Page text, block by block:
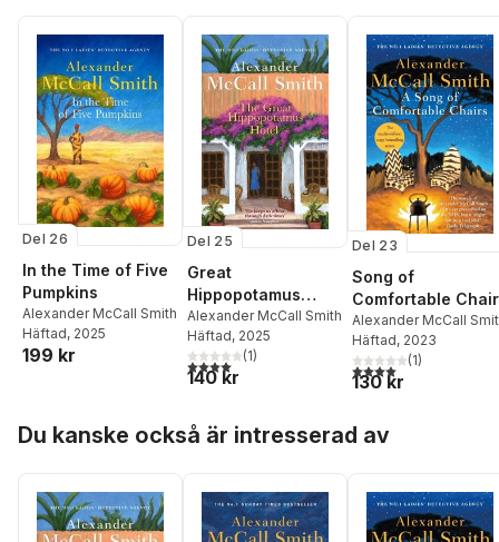
Del 26
In the Time of Five
Pumpkins
Alexander McCall Smith
Häftad, 2025
199 kr
Del 25
Great
Hippopotamus
Hotel
Alexander McCall Smith
Häftad, 2025
4,0utav 5 stjärnor. Totalt antal röster:
(1)
140 kr
Del 23
Song of
Comfortable
Alexander McCall
Häftad, 2023
4,0utav 5 stjärnor.
(1)
130 kr
Du kanske också är intresserad av